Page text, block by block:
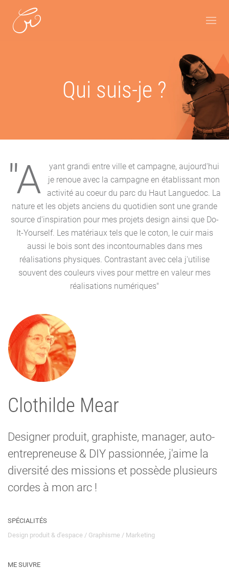
Qui suis-je ?
"A
yant grandi entre ville et campagne, aujourd'hui
je renoue avec la campagne en établissant mon
activité au coeur du parc du Haut Languedoc. La
nature et les objets anciens du quotidien sont une grande
source d'inspiration pour mes projets design ainsi que Do-
It-Yourself. Les matériaux tels que le coton, le cuir mais
aussi le bois sont des incontournables dans mes
réalisations physiques. Contrastant avec cela j'utilise
souvent des couleurs vives pour mettre en valeur mes
réalisations numériques"
Clothilde Mear
Designer produit, graphiste, manager, auto-
entrepreneuse & DIY passionnée, j'aime la
diversité des missions et possède plusieurs
cordes à mon arc !
SPÉCIALITÉS
Design produit & d'espace / Graphisme / Marketing
ME SUIVRE